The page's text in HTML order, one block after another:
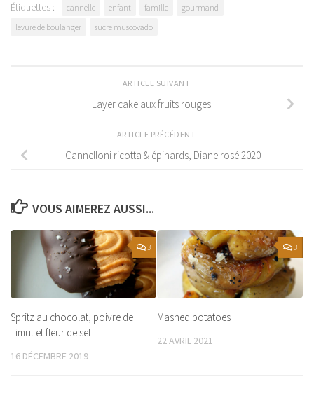
Étiquettes : cannelle enfant famille
gourmand
levure de boulanger
sucre muscovado
ARTICLE SUIVANT
Layer cake aux fruits rouges
ARTICLE PRÉCÉDENT
Cannelloni ricotta & épinards, Diane rosé 2020
VOUS AIMEREZ AUSSI...
3
Spritz au chocolat, poivre de
Timut et fleur de sel
16 DÉCEMBRE 2019
3
Mashed potatoes
22 AVRIL 2021